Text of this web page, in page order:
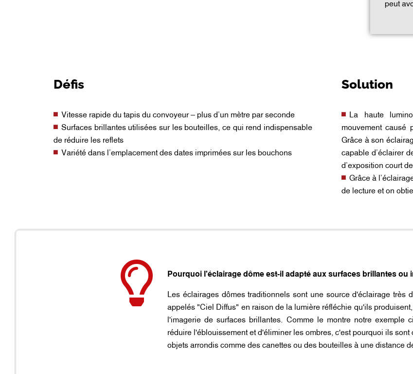
peut
Défis
Vitesse rapide du tapis du convoyeur – plus d’un mètre par seconde
Surfaces brillantes utilisées sur les bouteilles, ce qui rend indispensable
de réduire les reflets
Variété dans l’emplacement des dates imprimées sur les bouchons
Solution
La haute
mouvement causé
Grâce à son
capable d’éclairer
d’exposition court
Grâce à
de lecture et on
Pourquoi l'éclairage dôme est-il adapté aux surfaces brillantes ou
Les éclairages dômes traditionnels sont une source d'éclairage très
appelés "Ciel Diffus" en raison de la lumière réfléchie qu'ils
l'imagerie de surfaces brillantes. Comme le montre notre exemple
réduire l'éblouissement et d'éliminer les ombres, c'est pourquoi ils
objets arrondis comme des canettes ou des bouteilles à une distance